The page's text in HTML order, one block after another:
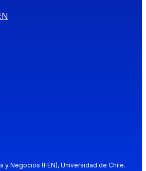
y Negocios (FEN), Universidad de Chile.